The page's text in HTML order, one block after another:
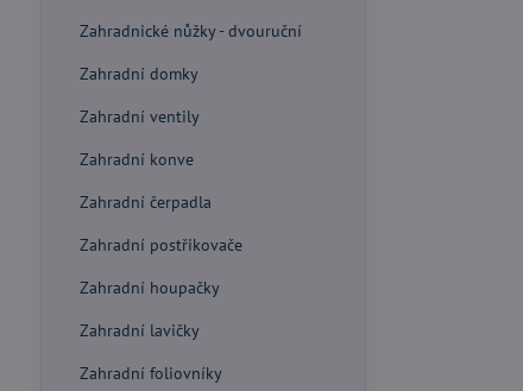
Zahradnické nůžky - dvouruční
Zahradní domky
Zahradní ventily
Zahradní konve
Zahradní čerpadla
Zahradní postřikovače
Zahradní houpačky
Zahradní lavičky
Zahradní foliovníky